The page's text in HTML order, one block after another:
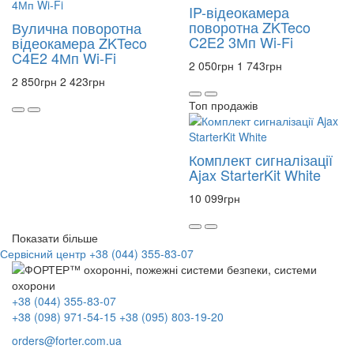
Вулична поворотна
відеокамера ZKTeco
C4E2 4Мп Wi-Fi
2 850грн 2 423грн
IP-відеокамера
поворотна ZKTeco
C2E2 3Мп Wi-Fi
2 050грн 1 743грн
Топ продажів
Комплект сигналізації
Ajax StarterKit White
10 099грн
Показати більше
Сервісний центр +38 (044) 355-83-07
+38 (044) 355-83-07
+38 (098) 971-54-15 +38 (095) 803-19-20
orders@forter.com.ua